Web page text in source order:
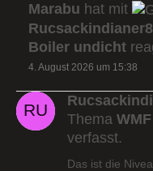
Marabu hat mit
Boiler undicht
4. August 2026 um 15:38
Thema
verfasst.
Das ist die